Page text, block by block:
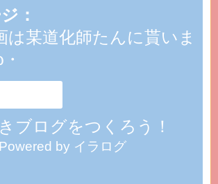
：
は某道化師たんに貰いま
ブログをつくろう！
Powered by イラログ